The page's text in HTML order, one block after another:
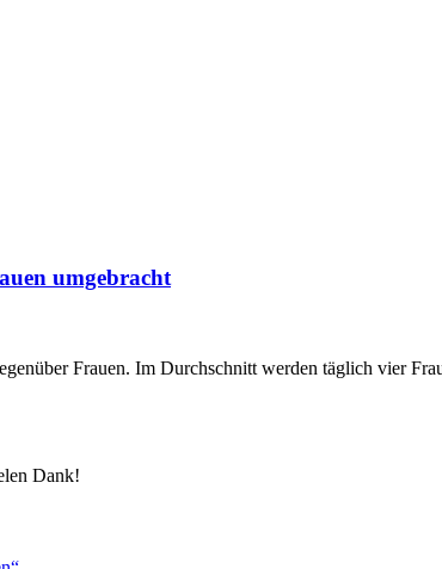
umgebracht
Frauen. Im Durchschnitt werden täglich vier
Dank!